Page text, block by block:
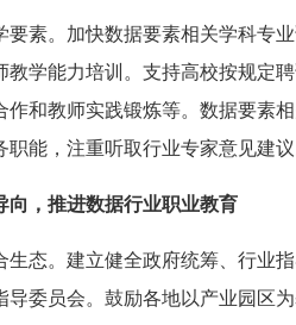
要素。加快数据要素相关学科专
教学能力培训。支持高校按规定
和教师实践锻炼等。数据要素
能，注重听取行业专家意见建议
向，推进数据行业职业教育
生态。建立健全政府统筹、行业
导委员会。鼓励各地以产业园区